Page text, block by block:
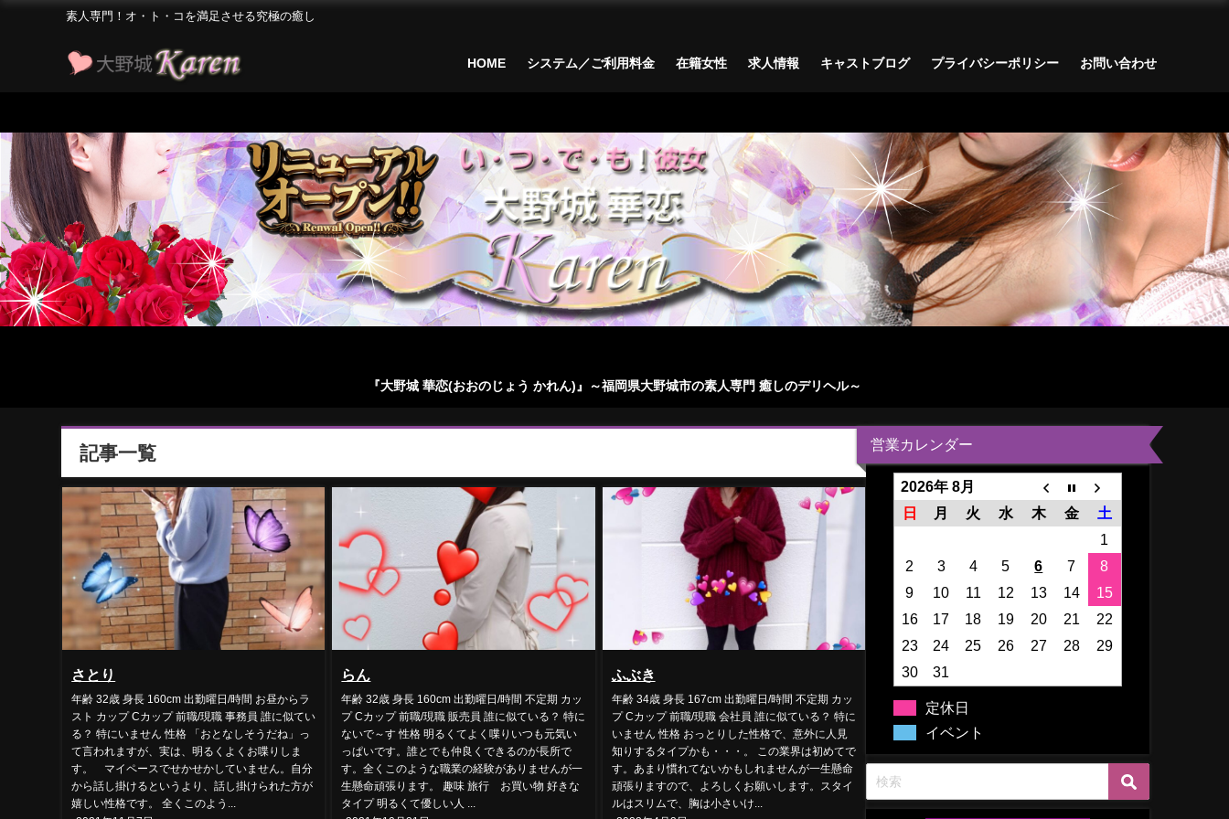
素人専門！オ・ト・コを満足させる究極の癒し
HOME システム／ご利用料金 在籍女性 求人情報 キャストブログ プライバシーポリシー お問い合わせ
『大野城 華恋(おおのじょう かれん)』～福岡県大野城市の素人専門 癒しのデリヘル～
記事一覧
さとり
年齢 32歳 身長 160cm 出勤曜日/時間 お昼からラ
スト カップ Cカップ 前職/現職 事務員 誰に似てい
る？ 特にいません 性格 「おとなしそうだね」っ
て言われますが、実は、明るくよくお喋りしま
す。 マイペースでせかせかしていません。自分
から話し掛けるというより、話し掛けられた方が
嬉しい性格です。 全くこのよう...
らん
年齢 32歳 身長 160cm 出勤曜日/時間 不定期 カッ
プ Cカップ 前職/現職 販売員 誰に似ている？ 特に
ないで～す 性格 明るくてよく喋りいつも元気い
っぱいです。誰とでも仲良くできるのが長所で
す。全くこのような職業の経験がありませんが一
生懸命頑張ります。 趣味 旅行 お買い物 好きな
タイプ 明るくて優しい人 ...
ふぶき
年齢 34歳 身長 167cm 出勤曜日/時間 不定期 カッ
プ Cカップ 前職/現職 会社員 誰に似ている？ 特に
いません 性格 おっとりした性格で、意外に人見
知りするタイプかも・・・。 この業界は初めてで
す。あまり慣れてないかもしれませんが一生懸命
頑張りますので、よろしくお願いします。スタイ
ルはスリムで、胸は小さいけ...
営業カレンダー
2026年 8月
日
月 火 水 木 金
土
1
2
3 4 5 6 7
8
9
10 11 12 13 14
15
16
17 18 19 20 21
22
23
24 25 26 27 28
29
30
31
定休日
イベント